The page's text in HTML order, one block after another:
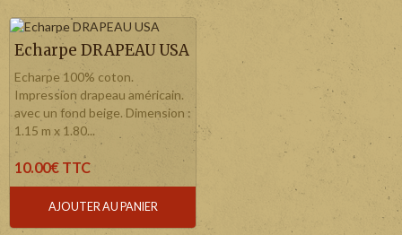
Echarpe DRAPEAU USA
Echarpe 100% coton.
Impression drapeau américain.
avec un fond beige. Dimension :
1.15 m x 1.80...
10.00€ TTC
AJOUTER AU PANIER